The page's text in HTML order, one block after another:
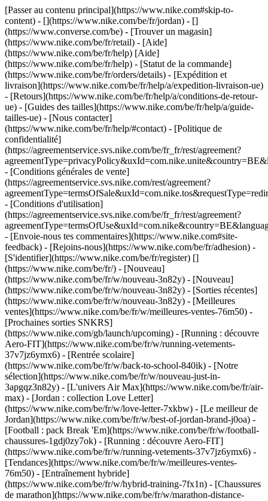
[Passer au contenu principal](https://www.nike.com#skip-to-
content) - [](https://www.nike.com/be/fr/jordan) - []
(https://www.converse.com/be) - [Trouver un magasin]
(https://www.nike.com/be/fr/retail) - [Aide]
(https://www.nike.com/be/fr/help) [Aide]
(https://www.nike.com/be/fr/help) - [Statut de la commande]
(https://www.nike.com/be/fr/orders/details) - [Expédition et
livraison](https://www.nike.com/be/fr/help/a/expedition-livraison-ue)
- [Retours](https://www.nike.com/be/fr/help/a/conditions-de-retour-
ue) - [Guides des tailles](https://www.nike.com/be/fr/help/a/guide-
tailles-ue) - [Nous contacter]
(https://www.nike.com/be/fr/help/#contact) - [Politique de
confidentialité]
(https://agreementservice.svs.nike.com/be/fr_fr/rest/agreement?
- [Conditions générales de vente]
(https://agreementservice.svs.nike.com/rest/agreement?
- [Conditions d'utilisation]
(https://agreementservice.svs.nike.com/be/fr_fr/rest/agreement?
- [Envoie-nous tes commentaires](https://www.nike.com#site-
feedback) - [Rejoins-nous](https://www.nike.com/be/fr/adhesion) -
[S'identifier](https://www.nike.com/be/fr/register) []
(https://www.nike.com/be/fr/) - [Nouveau]
(https://www.nike.com/be/fr/w/nouveau-3n82y) - [Nouveau]
(https://www.nike.com/be/fr/w/nouveau-3n82y) - [Sorties récentes]
(https://www.nike.com/be/fr/w/nouveau-3n82y) - [Meilleures
ventes](https://www.nike.com/be/fr/w/meilleures-ventes-76m50) -
[Prochaines sorties SNKRS]
(https://www.nike.com/gb/launch/upcoming) - [Running : découvre
Aero-FIT](https://www.nike.com/be/fr/w/running-vetements-
37v7jz6ymx6) - [Rentrée scolaire]
(https://www.nike.com/be/fr/w/back-to-school-840ik) - [Notre
sélection](https://www.nike.com/be/fr/w/nouveau-just-in-
3apgqz3n82y) - [L'univers Air Max](https://www.nike.com/be/fr/air-
max) - [Jordan : collection Love Letter]
(https://www.nike.com/be/fr/w/love-letter-7xkbw) - [Le meilleur de
Jordan](https://www.nike.com/be/fr/w/best-of-jordan-brand-j0oa) -
[Football : pack Break 'Em](https://www.nike.com/be/fr/w/football-
chaussures-1gdj0zy7ok) - [Running : découvre Aero-FIT]
(https://www.nike.com/be/fr/w/running-vetements-37v7jz6ymx6) -
[Tendances](https://www.nike.com/be/fr/w/meilleures-ventes-
76m50) - [Entraînement hybride]
(https://www.nike.com/be/fr/w/hybrid-training-7fx1n) - [Chaussures
de marathon](https://www.nike.com/be/fr/w/marathon-distance-